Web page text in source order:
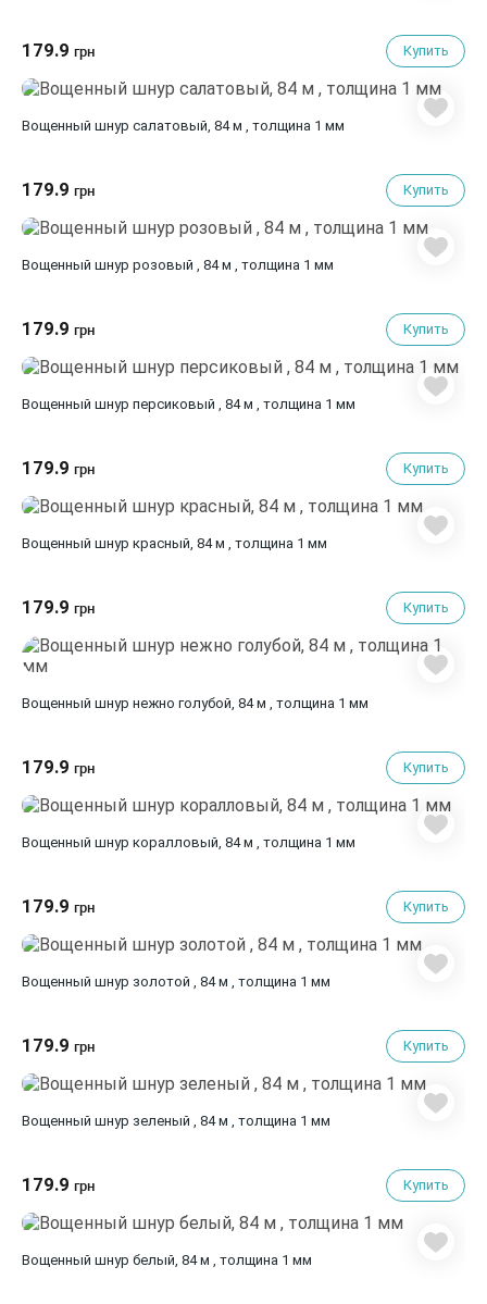
179.9 грн Купить
Вощенный шнур салатовый, 84 м , толщина 1 мм
179.9 грн Купить
Вощенный шнур розовый , 84 м , толщина 1 мм
179.9 грн Купить
Вощенный шнур персиковый , 84 м , толщина 1 мм
179.9 грн Купить
Вощенный шнур красный, 84 м , толщина 1 мм
179.9 грн Купить
Вощенный шнур нежно голубой, 84 м , толщина 1 мм
179.9 грн Купить
Вощенный шнур коралловый, 84 м , толщина 1 мм
179.9 грн Купить
Вощенный шнур золотой , 84 м , толщина 1 мм
179.9 грн Купить
Вощенный шнур зеленый , 84 м , толщина 1 мм
179.9 грн Купить
Вощенный шнур белый, 84 м , толщина 1 мм